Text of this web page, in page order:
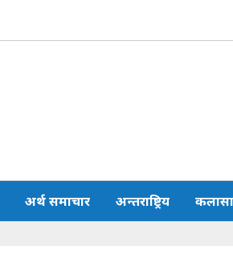
अर्थ समाचार अन्तराष्ट्रिय